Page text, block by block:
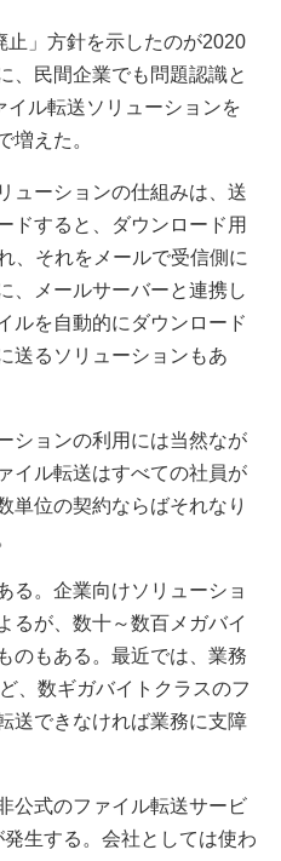
」方針を示したのが2020
、民間企業でも問題認識と
イル転送ソリューションを
増えた。
ューションの仕組みは、送
ドすると、ダウンロード用
、それをメールで受信側に
、メールサーバーと連携し
ルを自動的にダウンロード
送るソリューションもあ
ションの利用には当然なが
イル転送はすべての社員が
単位の契約ならばそれなり
。企業向けソリューショ
るが、数十～数百メガバイ
のもある。最近では、業務
、数ギガバイトクラスのフ
送できなければ業務に支障
公式のファイル転送サービ
発生する。会社としては使わ